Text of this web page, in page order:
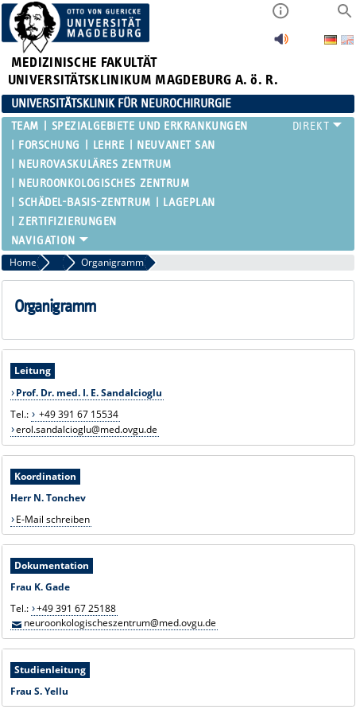
MEDIZINISCHE FAKULTÄT
UNIVERSITÄTSKLINIKUM MAGDEBURG A. ö. R.
UNIVERSITÄTSKLINIK FÜR NEUROCHIRURGIE
TEAM
SPEZIALGEBIETE UND ERKRANKUNGEN
FORSCHUNG
LEHRE
NEUVANET SAN
NEUROVASKULÄRES ZENTRUM
NEUROONKOLOGISCHES ZENTRUM
SCHÄDEL-BASIS-ZENTRUM
LAGEPLAN
ZERTIFIZIERUNGEN
Home NeuroOnkologisches Zentrum
Organigramm
Organigramm
Leitung
Prof. Dr. med. I. E. Sandalcioglu
Tel.:
+49 391 67 15534
erol.sandalcioglu@med.ovgu.de
Koordination
Herr N. Tonchev
E-Mail schreiben
Dokumentation
Frau K. Gade
Tel.: +49 391 67 25188
neuroonkologischeszentrum@med.ovgu.de
Studienleitung
Frau S. Yellu